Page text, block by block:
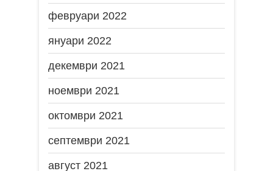
февруари 2022
януари 2022
декември 2021
ноември 2021
октомври 2021
септември 2021
август 2021